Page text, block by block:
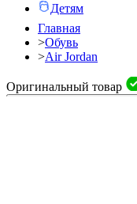
Детям
Главная
>Обувь
>Air Jordan
Оригинальный товар